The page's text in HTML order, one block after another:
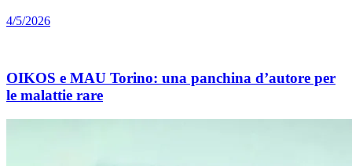
4/5/2026
OIKOS e MAU Torino: una panchina d’autore per
le malattie rare